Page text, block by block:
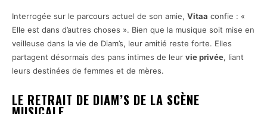
Interrogée sur le parcours actuel de son amie, Vitaa confie : «
Elle est dans d’autres choses ». Bien que la musique soit mise en
veilleuse dans la vie de Diam’s, leur amitié reste forte. Elles
partagent désormais des pans intimes de leur vie privée, liant
leurs destinées de femmes et de mères.
LE RETRAIT DE DIAM’S DE LA SCÈNE